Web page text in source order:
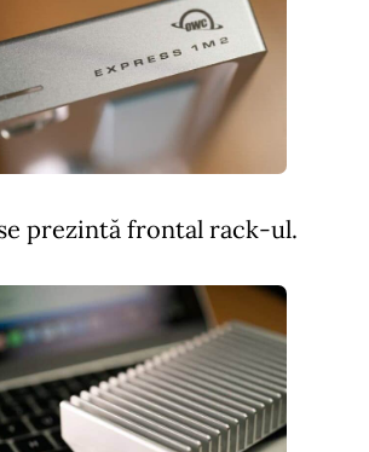
prezintă frontal rack-ul.